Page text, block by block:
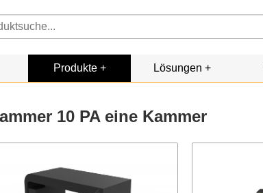
Produkte Lösungen
10 PA eine Kammer